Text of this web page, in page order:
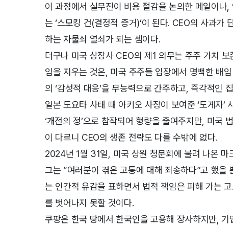
이 과정에서 실무진이 비용 절감을 논의한 메일이
는 ‘스모킹 건(결정적 증거)’이 된다. CEO의 사과가
하는 자물쇠 열쇠가 되는 셈이다.
더구나 미국 상장사 CEO의 제1 의무는 주주 가치
임을 지우는 것은, 미국 주주들 입장에서 명백한 배
의 ‘감성적 대응’을 무능력으로 간주하고, 즉각적인
일본 도요타 사태 때 아키오 사장이 보여준 ‘도게자
‘개전의 정’으로 참작되어 형량을 줄여주지만, 미국
이 다르니 CEO의 생존 전략도 다를 수밖에 없다.
2024년 1월 31일, 미국 상원 청문회에 불려 나온
그는 “여러분이 겪은 고통에 대해 죄송하다”고 했을
는 인간적 유감을 표하면서 법적 책임은 피해 가는
를 벗어나지 못할 것이다.
쿠팡은 한국 땅에서 한국인을 고용해 장사하지만,